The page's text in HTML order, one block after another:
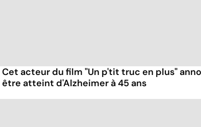
Cet acteur du film "Un p'tit truc en plus"
être atteint d'Alzheimer à 45 ans